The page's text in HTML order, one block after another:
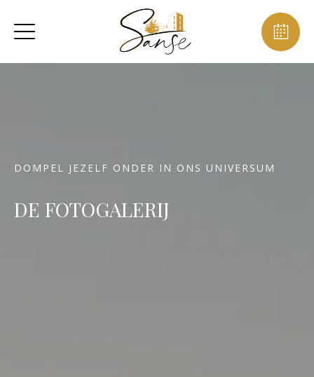
DOMPEL JEZELF ONDER IN ONS UNIVERSUM
DE FOTOGALERIJ